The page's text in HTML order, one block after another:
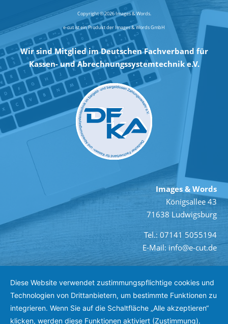
Copyright © 2026 Images & Words.
e-cut ist ein Produkt der Images & Words GmbH
Wir sind Mitglied im Deutschen Fachverband für
Kassen- und Abrechnungssystemtechnik e.V.
Images & Words
Königsallee 43
71638 Ludwigsburg
Tel.: 07141 5055194
E-Mail: info@e-cut.de
Diese Website verwendet zustimmungspflichtige cookies und
Technologien von Drittanbietern, um bestimmte Funktionen zu
integrieren. Wenn Sie auf die Schaltfläche „Alle akzeptieren“
klicken, werden diese Funktionen aktiviert (Zustimmung).